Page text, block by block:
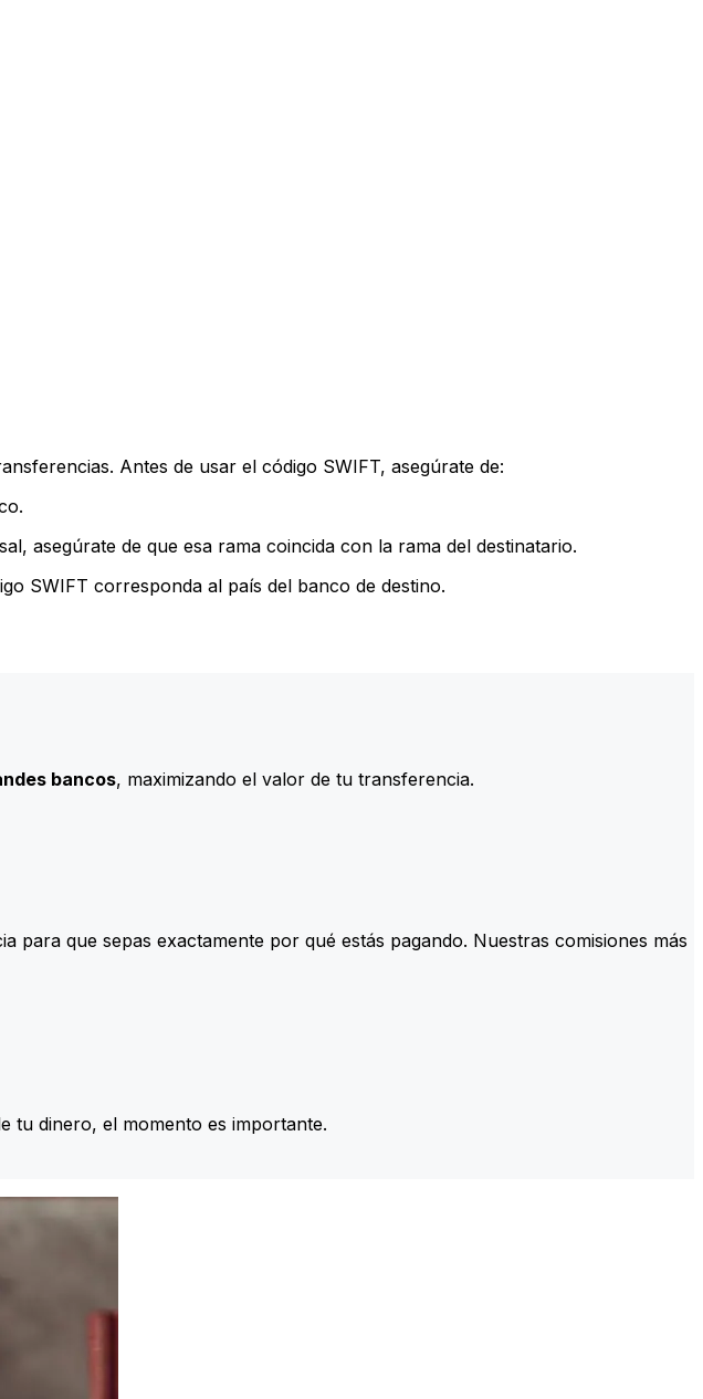
Antes de usar el código SWIFT, asegúrate de:
asegúrate de que esa rama coincida con la rama del destinatario.
SWIFT corresponda al país del banco de destino.
bancos, maximizando el valor de tu transferencia.
para que sepas exactamente por qué estás pagando. Nuestras comisiones más
tu dinero, el momento es importante.